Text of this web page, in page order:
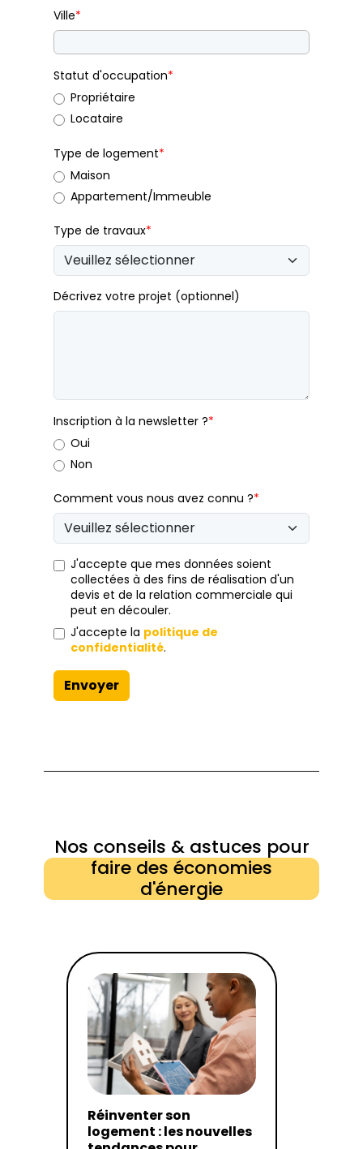
Ville*
Statut d'occupation*
Propriétaire
Locataire
Type de logement*
Maison
Appartement/Immeuble
Type de travaux*
Décrivez votre projet (optionnel)
Inscription à la newsletter ?*
Oui
Non
Comment vous nous avez connu ?*
J'accepte que mes données soient
collectées à des fins de réalisation d'un
devis et de la relation commerciale qui
peut en découler.
J'accepte la politique de
confidentialité.
Envoyer
Nos conseils & astuces pour
faire des économies
d'énergie
Réinventer son
logement : les nouvelles